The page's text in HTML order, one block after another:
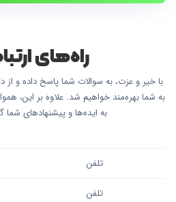
راه‌های
با خیر و عزت، به سوالات شما پاسخ داده
به شما بهره‌مند خواهیم شد. علاوه بر این،
به ایده‌ها و پیشنهادهای
تلفن
تلفن